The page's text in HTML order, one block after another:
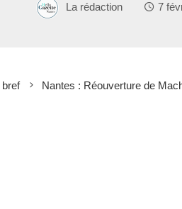
La rédaction 7
bref Nantes : Réouverture de